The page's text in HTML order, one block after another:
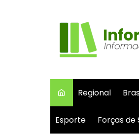
Regional
Esporte Forças de